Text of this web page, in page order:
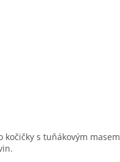
s tuňákovým masem